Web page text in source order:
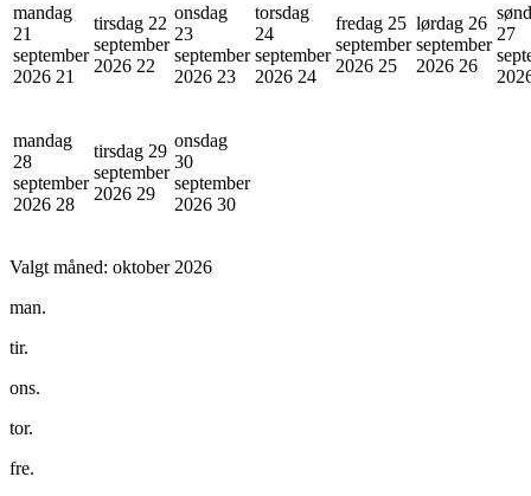
mandag
21
september
2026 21
tirsdag 22
september
2026 22
onsdag
23
september
2026 23
torsdag
24
september
2026 24
fredag 25
september
2026 25
lørdag 26
september
2026 26
27
mandag
28
september
2026 28
tirsdag 29
september
2026 29
onsdag
30
september
2026 30
Valgt måned: oktober 2026
man.
tir.
ons.
tor.
fre.